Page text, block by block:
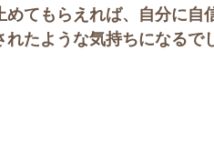
てもらえれば、自分に自
たような気持ちになるで